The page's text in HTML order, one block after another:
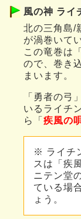
風の神 ライ
北の三角島/
が渦巻いて
この竜巻は
ので、巻き
まいます。
「勇者の弓
いるライチ
ら「 疾風の
※ ライチ
スは「疾
ニテン堂
ている場
ょう。